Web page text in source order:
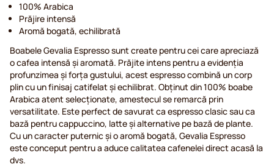
100% Arabica
Prăjire intensă
Aromă bogată, echilibrată
Boabele Gevalia Espresso sunt create pentru cei care apreciază
o cafea intensă și aromată. Prăjite intens pentru a evidenția
profunzimea și forța gustului, acest espresso combină un corp
plin cu un finisaj catifelat și echilibrat. Obținut din 100% boabe
Arabica atent selecționate, amestecul se remarcă prin
versatilitate. Este perfect de savurat ca espresso clasic sau ca
bază pentru cappuccino, latte și alternative pe bază de plante.
Cu un caracter puternic și o aromă bogată, Gevalia Espresso
este conceput pentru a aduce calitatea cafenelei direct acasă la
dvs.